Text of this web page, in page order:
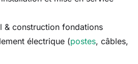
& construction fondations
électrique (postes, câbles,